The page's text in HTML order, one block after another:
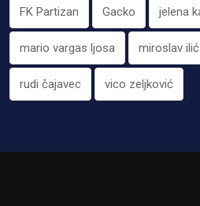
FK Partizan Gacko jelena
mario vargas ljosa miroslav ilić
rudi čajavec vico zeljković